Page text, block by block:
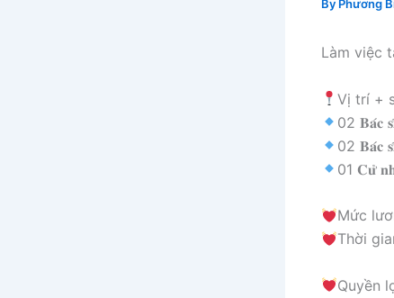
By Phương
Làm việc
Vị trí +
02 𝐁𝐚́𝐜
02 𝐁𝐚́𝐜
01 𝐂𝐮̛̉
Mức
Thời
Quyền